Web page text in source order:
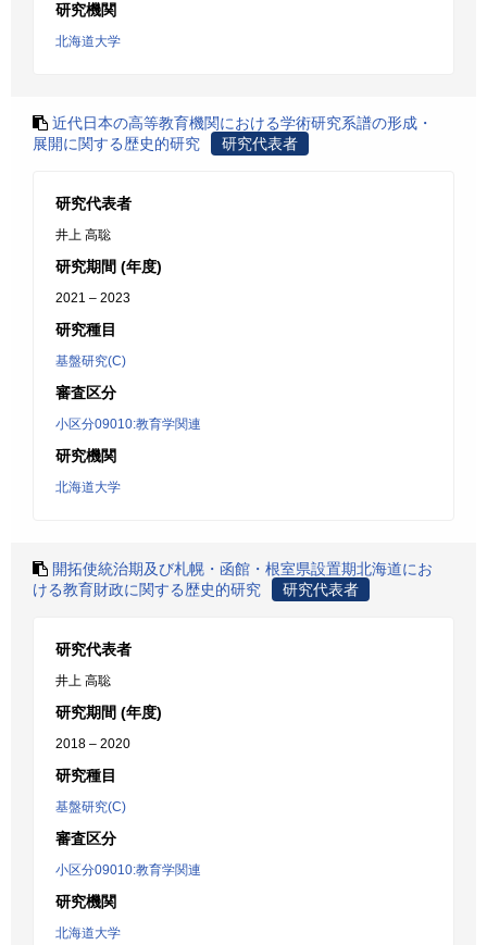
研究機関
北海道大学
近代日本の高等教育機関における学術研究系譜の形成・
展開に関する歴史的研究
研究代表者
研究代表者
井上 高聡
研究期間 (年度)
2021 – 2023
研究種目
基盤研究(C)
審査区分
小区分09010:教育学関連
研究機関
北海道大学
開拓使統治期及び札幌・函館・根室県設置期北海道にお
ける教育財政に関する歴史的研究
研究代表者
研究代表者
井上 高聡
研究期間 (年度)
2018 – 2020
研究種目
基盤研究(C)
審査区分
小区分09010:教育学関連
研究機関
北海道大学